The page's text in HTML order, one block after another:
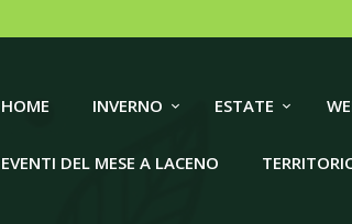
HOME INVERNO ESTATE
EVENTI DEL MESE A LACENO
LACENO
HOME
INVERNO
ESTATE